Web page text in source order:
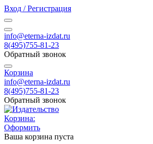
Вход / Регистрация
info@eterna-izdat.ru
8(495)755-81-23
Обратный звонок
Корзина
info@eterna-izdat.ru
8(495)755-81-23
Обратный звонок
Корзина:
Оформить
Ваша корзина пуста